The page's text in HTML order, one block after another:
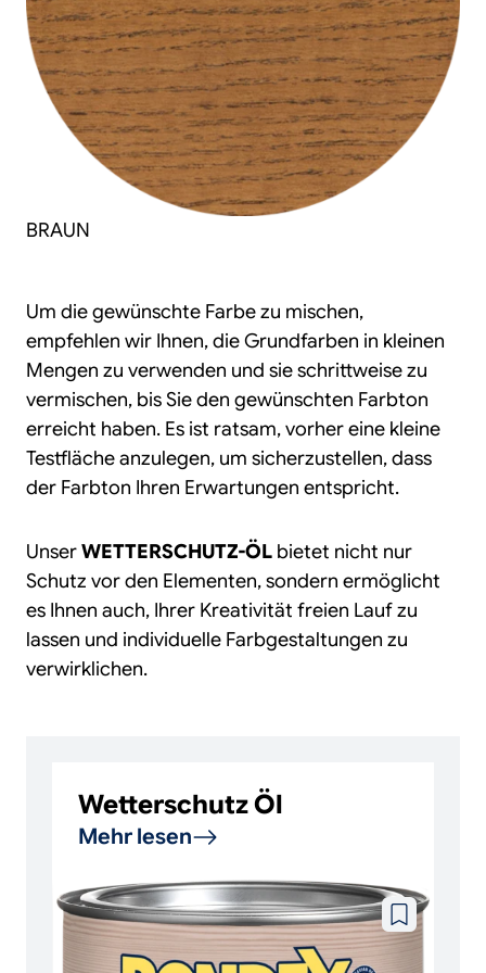
BRAUN
Um die gewünschte Farbe zu mischen,
empfehlen wir Ihnen, die Grundfarben in kleinen
Mengen zu verwenden und sie schrittweise zu
vermischen, bis Sie den gewünschten Farbton
erreicht haben. Es ist ratsam, vorher eine kleine
Testfläche anzulegen, um sicherzustellen, dass
der Farbton Ihren Erwartungen entspricht.
UnserWETTERSCHUTZ-ÖL bietet nicht nur
Schutz vor den Elementen, sondern ermöglicht
es Ihnen auch, Ihrer Kreativität freien Lauf zu
lassen und individuelle Farbgestaltungen zu
verwirklichen.
Wetterschutz Öl
Mehr lesen
Zu
wunschzettel